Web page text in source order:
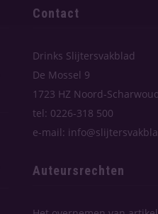
Contact
Drinks Slijtersvakblad
De Mossel 9
1723 HZ Noord-
tel: 0226-318 500
e-mail:
Auteursrechten